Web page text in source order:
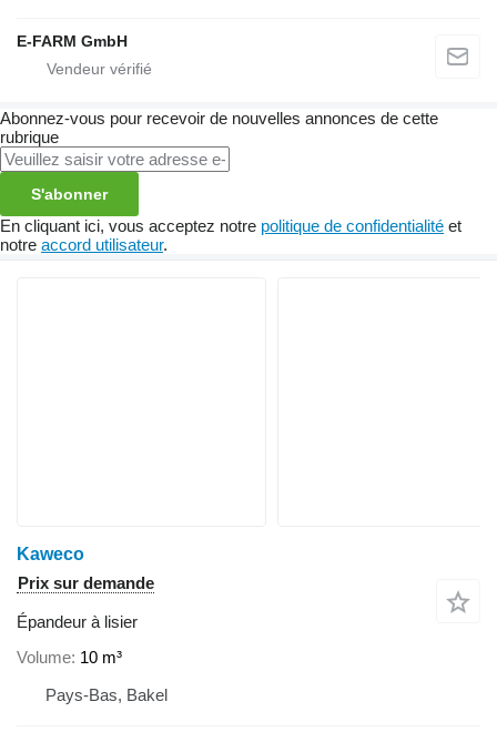
E-FARM GmbH
Abonnez-vous pour recevoir de nouvelles annonces de cette
rubrique
S'abonner
En cliquant ici, vous acceptez notre politique de confidentialité et
notre accord utilisateur.
Kaweco
Prix sur demande
Épandeur à lisier
Volume 10 m³
Pays-Bas, Bakel